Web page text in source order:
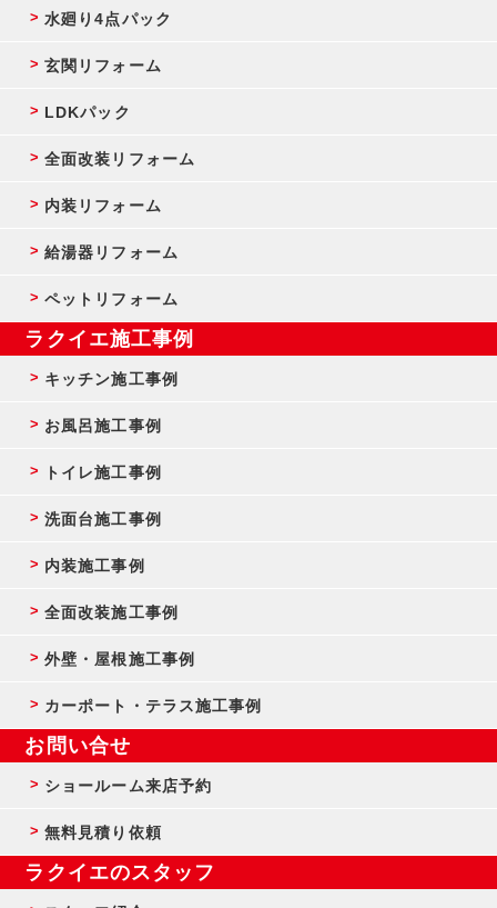
水廻り4点パック
玄関リフォーム
LDKパック
全面改装リフォーム
内装リフォーム
給湯器リフォーム
ペットリフォーム
ラクイエ施工事例
キッチン施工事例
お風呂施工事例
トイレ施工事例
洗面台施工事例
内装施工事例
全面改装施工事例
外壁・屋根施工事例
カーポート・テラス施工事例
お問い合せ
ショールーム来店予約
無料見積り依頼
ラクイエのスタッフ